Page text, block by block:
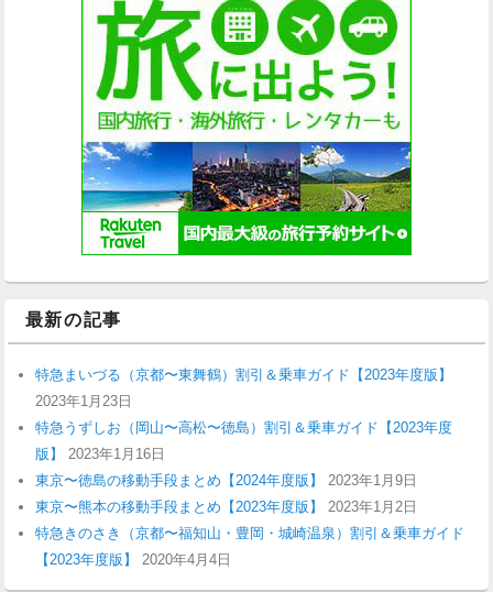
最新の記事
特急まいづる（京都〜東舞鶴）割引＆乗車ガイド【2023年度版】
2023年1月23日
特急うずしお（岡山〜高松〜徳島）割引＆乗車ガイド【2023年度
版】
2023年1月16日
東京〜徳島の移動手段まとめ【2024年度版】
2023年1月9日
東京〜熊本の移動手段まとめ【2023年度版】
2023年1月2日
特急きのさき（京都〜福知山・豊岡・城崎温泉）割引＆乗車ガイド
【2023年度版】
2020年4月4日